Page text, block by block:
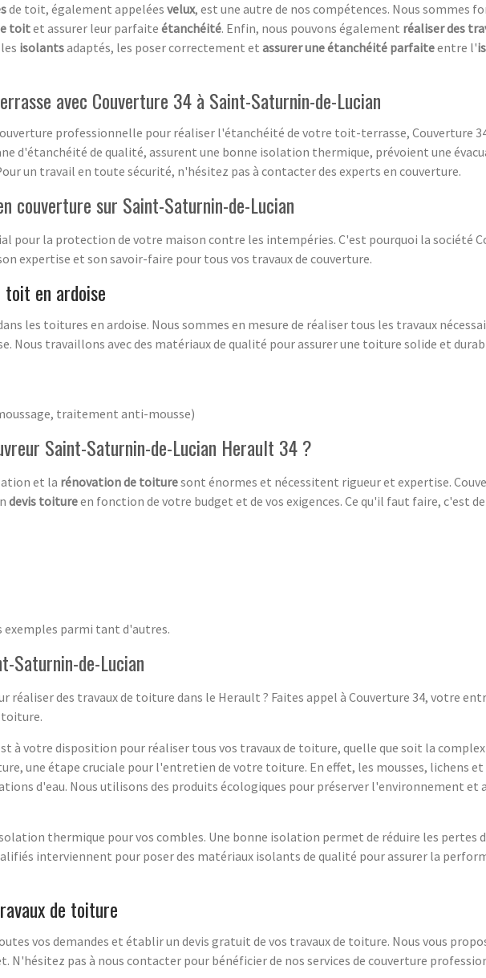
de toit, également appelées velux, est une autre de nos compétences. Nous sommes
toitet assurer leur parfaite étanchéité. Enfin, nous pouvons également réaliser des
isolantsadaptés, les poser correctement et assurer une étanchéité parfaiteentre l'
avec Couverture 34 à Saint-Saturnin-de-Lucian
professionnelle pour réaliser l'étanchéité de votre toit-terrasse, Couverture
d'étanchéité de qualité, assurent une bonne isolation thermique, prévoient une
un travail en toute sécurité, n'hésitez pas à contacter des experts en couverture.
couverture sur Saint-Saturnin-de-Lucian
pour la protection de votre maison contre les intempéries. C'est pourquoi la société
expertise et son savoir-faire pour tous vos travaux de couverture.
en ardoise
les toitures en ardoise. Nous sommes en mesure de réaliser tous les travaux
travaillons avec des matériaux de qualité pour assurer une toiture solide et
traitement anti-mousse)
Saint-Saturnin-de-Lucian Herault 34 ?
et la rénovation de toituresont énormes et nécessitent rigueur et expertise.
devis toitureen fonction de votre budget et de vos exigences. Ce qu'il faut faire, c'est
exemples parmi tant d'autres.
Saturnin-de-Lucian
réaliser des travaux de toiture dans le Herault ? Faites appel à Couverture 34, votre
à votre disposition pour réaliser tous vos travaux de toiture, quelle que soit la
une étape cruciale pour l'entretien de votre toiture. En effet, les mousses, lichens
d'eau. Nous utilisons des produits écologiques pour préserver l'environnement et
thermique pour vos combles. Une bonne isolation permet de réduire les pertes
interviennent pour poser des matériaux isolants de qualité pour assurer la
de toiture
vos demandes et établir un devis gratuit de vos travaux de toiture. Nous vous
N'hésitez pas à nous contacter pour bénéficier de nos services de couverture